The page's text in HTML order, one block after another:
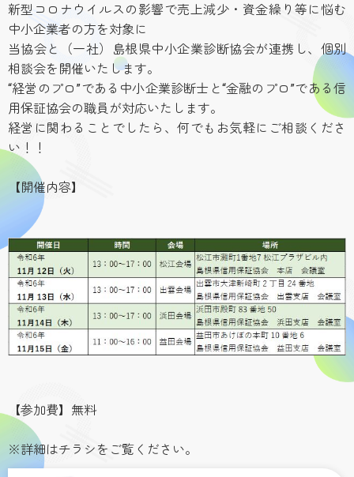
新型コロナウイルスの影響で売上減少・資金繰り等に悩む
中小企業者の方を対象に
当協会と（一社）島根県中小企業診断協会が連携し、個別
相談会を開催いたします。
“経営のプロ”である中小企業診断士と“金融のプロ”である信
用保証協会の職員が対応いたします。
経営に関わることでしたら、何でもお気軽にご相談くださ
い！！
【開催内容】
【参加費】無料
※詳細はチラシをご覧ください。